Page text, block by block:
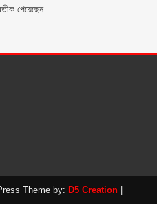
পেয়েছেন
Theme by: D5 Creation